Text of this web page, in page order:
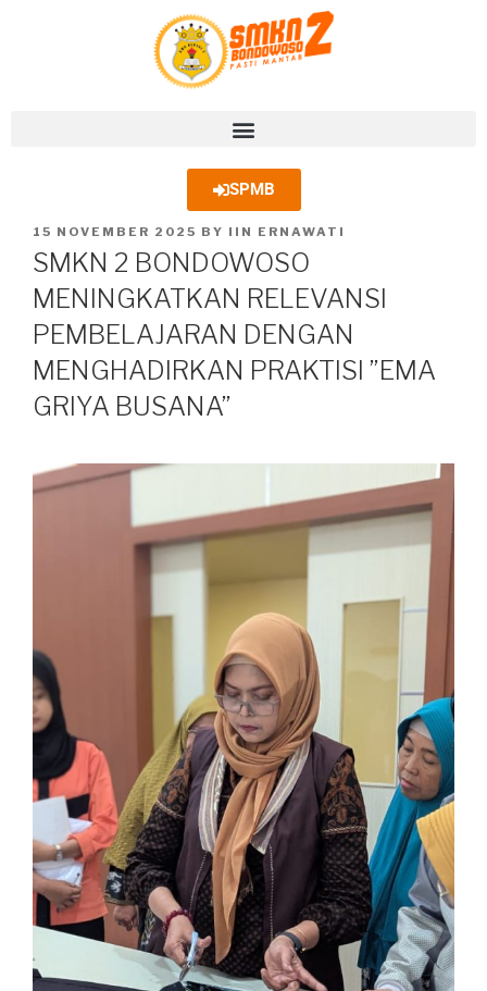
SPMB
15 NOVEMBER 2025 BY IIN ERNAWATI
SMKN 2 BONDOWOSO
MENINGKATKAN RELEVANSI
PEMBELAJARAN DENGAN
MENGHADIRKAN PRAKTISI ”EMA
GRIYA BUSANA”